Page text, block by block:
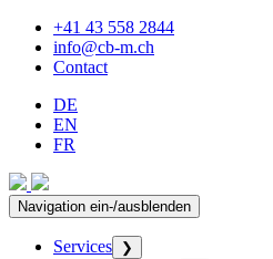
+41 43 558 2844
info@cb-m.ch
Contact
DE
EN
FR
Navigation ein-/ausblenden
Services ❯